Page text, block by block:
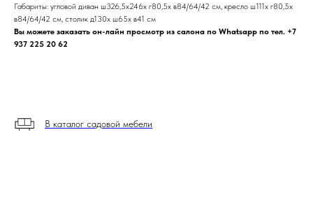
Габариты: угловой диван ш326,5х246х г80,5х в84/64/42 см, кресло ш111х г80,5х
в84/64/42 см, столик д130х ш65х в41 см
Вы можете заказать он-лайн просмотр из салона по Whatsapp по тел. +7
937 225 20 62
В каталог садовой мебели